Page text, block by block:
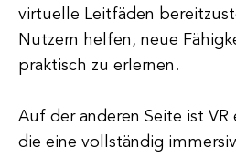
virtuelle Leitfäden
Nutzern helfen, neue
praktisch zu erlernen.
Auf der anderen Seite ist VR
die eine vollständig